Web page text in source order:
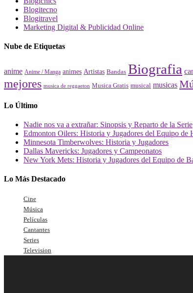
Blogitecno
Blogitravel
Marketing Digital & Publicidad Online
Nube de Etiquetas
anime Anime / Manga animes Artistas Bandas Biografia
mejores musica de reggaeton Musica Gratis musical musicas
Lo Último
Nadie nos va a extrañar: Sinopsis y Reparto de la Serie
Edmonton Oilers: Historia y Jugadores del Equipo de
Minnesota Timberwolves: Historia y Jugadores
Dallas Mavericks: Jugadores y Campeonatos
New York Mets: Historia y Jugadores del Equipo de
Lo Más Destacado
Cine
Música
Películas
Cantantes
Series
Television